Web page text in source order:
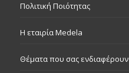
Πολιτική Ποιότητας
Η εταιρία Medela
Θέματα που σας ενδιαφέρουν